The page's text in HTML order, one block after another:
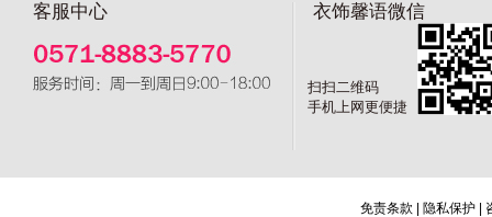
客服中心 衣饰馨语微信
扫扫二维码
手机上网更便捷
免责条款 隐私保护